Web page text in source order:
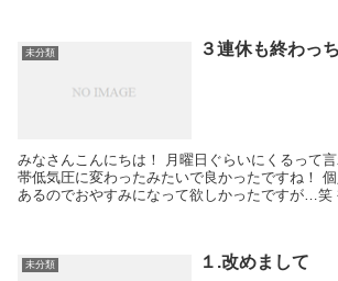
未分類 ３連休も終わっ
みなさんこんにちは！ 月曜日ぐらいにくるって
帯低気圧に変わったみたいで良かったですね！
あるのでおやすみになって欲しかったですが…笑
未分類 １.改めまして